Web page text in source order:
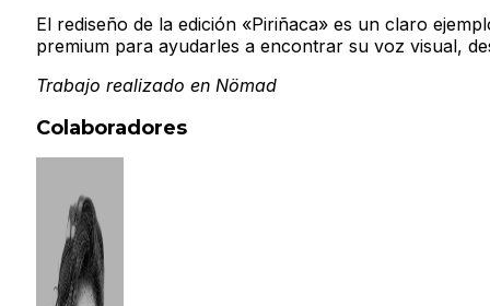
El rediseño de la edición «Piriñaca» es un claro
premium para ayudarles a encontrar su voz visual,
Trabajo realizado en Nömad
Colaboradores